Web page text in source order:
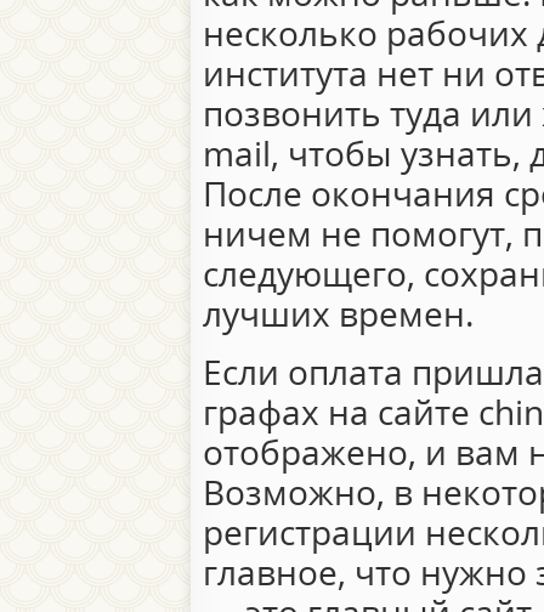
несколько рабочих
института нет ни
позвонить туда
mail, чтобы
После окончания
ничем не помогут,
следующего,
лучших времен.
Если оплата
графах на сайте
отображено, и вам
Возможно, в
регистрации
главное, что